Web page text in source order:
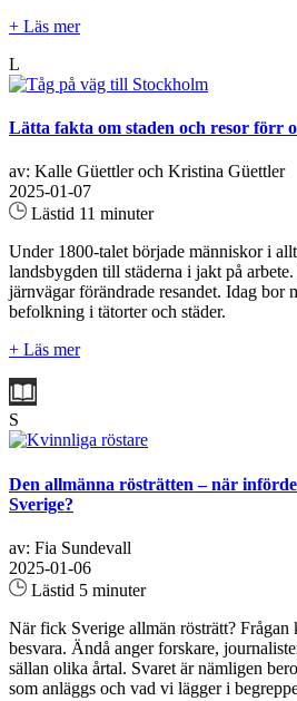
+ Läs mer
L
Lätta fakta om staden och resor förr
av: Kalle Güettler och Kristina Güettler
2025-01-07
Lästid 11 minuter
Under 1800-talet började människor i
landsbygden till städerna i jakt på
järnvägar förändrade resandet. Idag bor
befolkning i tätorter och städer.
+ Läs mer
S
Den allmänna rösträtten – när
Sverige?
av: Fia Sundevall
2025-01-06
Lästid 5 minuter
När fick Sverige allmän rösträtt? Frågan
besvara. Ändå anger forskare,
sällan olika årtal. Svaret är nämligen
som anläggs och vad vi lägger i